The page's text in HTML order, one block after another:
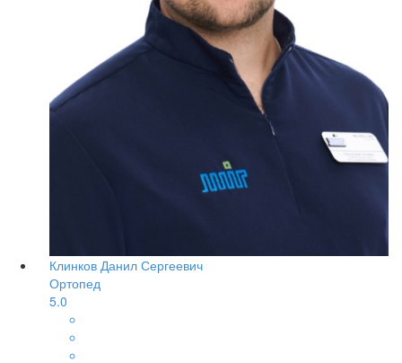
Клинков Данил Сергеевич
Ортопед
5.0